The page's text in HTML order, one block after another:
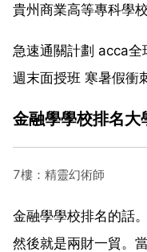
貴州商業高等專科學校
急速通關計劃 acca全
週末面授班 寒暑假衝
金融學學校排名大
7樓：精靈幻術師
金融學學校排名的話
然後就是兩財一貿。